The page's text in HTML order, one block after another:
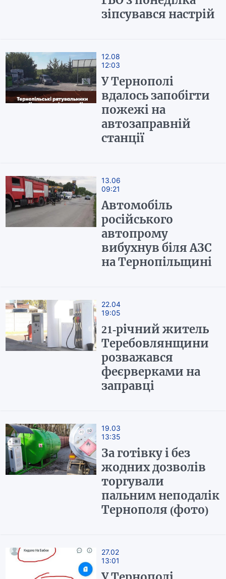
зіпсувався настрій
12.08
12:03
У Тернополі
вдалось запобігти
пожежі на
автозаправній
станції
13.06
09:21
Автомобіль
російського
автопрому
вибухнув біля АЗС
на Тернопільщині
22.04
19:05
21-річний житель
Теребовлянщини
розважався
феєрверками на
заправці
19.03
13:35
За готівку і без
жодних дозволів
торгували
пальним неподалік
Тернополя (фото)
27.02
13:01